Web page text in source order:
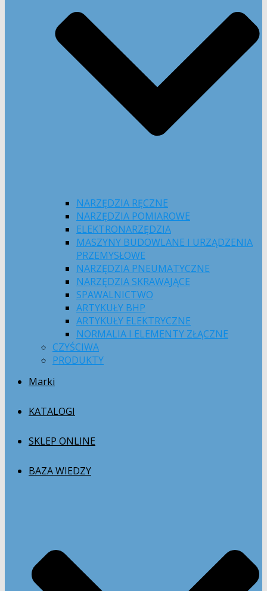
NARZĘDZIA RĘCZNE
NARZĘDZIA POMIAROWE
ELEKTRONARZĘDZIA
MASZYNY BUDOWLANE I URZĄDZENIA
PRZEMYSŁOWE
NARZĘDZIA PNEUMATYCZNE
NARZĘDZIA SKRAWAJĄCE
SPAWALNICTWO
ARTYKUŁY BHP
ARTYKUŁY ELEKTRYCZNE
NORMALIA I ELEMENTY ZŁĄCZNE
CZYŚCIWA
PRODUKTY
Marki
KATALOGI
SKLEP ONLINE
BAZA WIEDZY